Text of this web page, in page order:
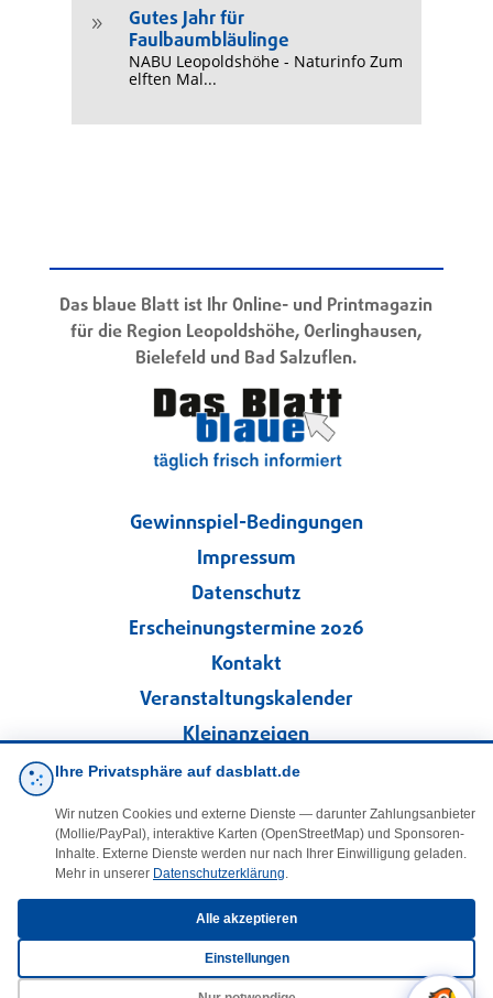
9
Gutes Jahr für
Faulbaumbläulinge
NABU Leopoldshöhe - Naturinfo Zum
elften Mal...
Das blaue Blatt ist Ihr Online- und Printmagazin
für die Region Leopoldshöhe, Oerlinghausen,
Bielefeld und Bad Salzuflen.
Gewinnspiel-Bedingungen
Impressum
Datenschutz
Erscheinungstermine 2026
Kontakt
Veranstaltungskalender
Kleinanzeigen
Folgen Sie uns!
facebook
E-Mail
Ihre Privatsphäre auf dasblatt.de
Wir nutzen Cookies und externe Dienste — darunter Zahlungsanbieter
(Mollie/PayPal), interaktive Karten (OpenStreetMap) und Sponsoren-
Inhalte. Externe Dienste werden nur nach Ihrer Einwilligung geladen.
Mehr in unserer Datenschutzerklärung.
Alle akzeptieren
Einstellungen